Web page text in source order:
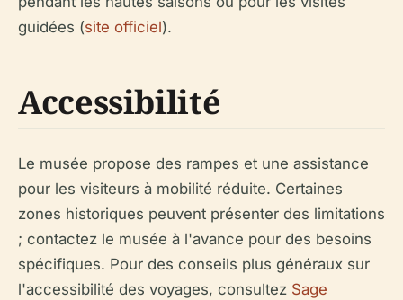
guidées (site officiel).
Accessibilité
Le musée propose des rampes et une assistance
pour les visiteurs à mobilité réduite. Certaines
zones historiques peuvent présenter des limitations
; contactez le musée à l'avance pour des besoins
spécifiques. Pour des conseils plus généraux sur
l'accessibilité des voyages, consultez Sage